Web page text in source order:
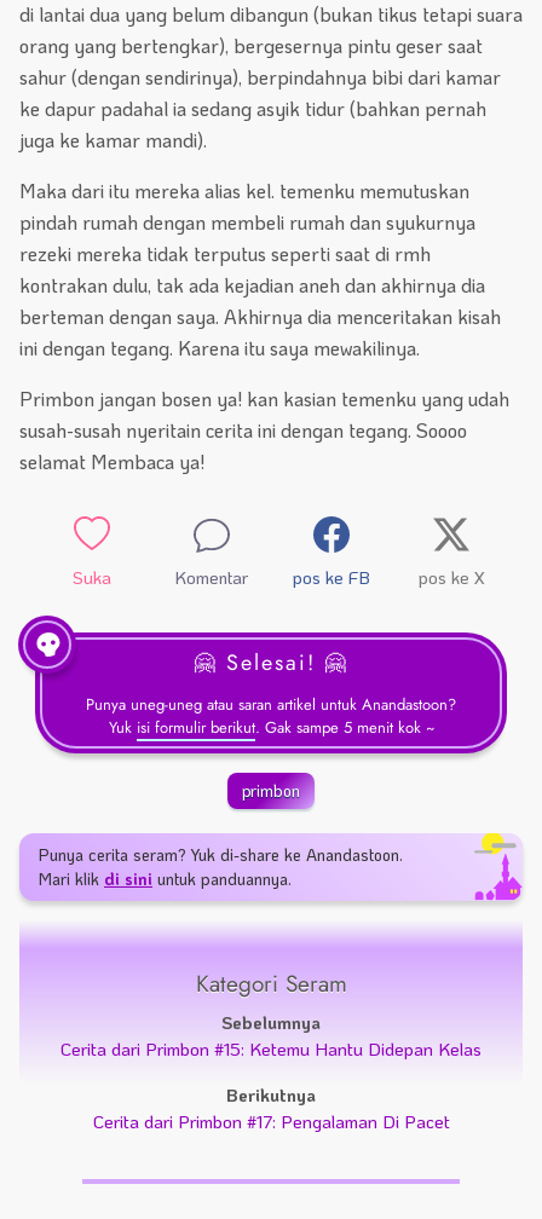
di lantai dua yang belum dibangun (bukan tikus tetapi suara
orang yang bertengkar), bergesernya pintu geser saat
sahur (dengan sendirinya), berpindahnya bibi dari kamar
ke dapur padahal ia sedang asyik tidur (bahkan pernah
juga ke kamar mandi).
Maka dari itu mereka alias kel. temenku memutuskan
pindah rumah dengan membeli rumah dan syukurnya
rezeki mereka tidak terputus seperti saat di rmh
kontrakan dulu, tak ada kejadian aneh dan akhirnya dia
berteman dengan saya. Akhirnya dia menceritakan kisah
ini dengan tegang. Karena itu saya mewakilinya.
Primbon jangan bosen ya! kan kasian temenku yang udah
susah-susah nyeritain cerita ini dengan tegang. Soooo
selamat Membaca ya!
Suka Komentar pos ke FB pos ke X
🤗 Selesai! 🤗
Punya uneg-uneg atau saran artikel untuk Anandastoon?
Yuk isi formulir berikut. Gak sampe 5 menit kok ~
primbon
Punya cerita seram? Yuk di-share ke Anandastoon.
Mari klik di sini untuk panduannya.
Kategori Seram
Sebelumnya
Cerita dari Primbon #15: Ketemu Hantu Didepan Kelas
Berikutnya
Cerita dari Primbon #17: Pengalaman Di Pacet